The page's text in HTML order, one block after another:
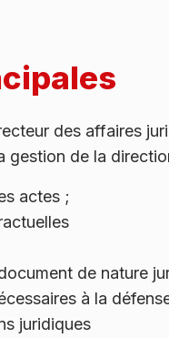
des affaires
gestion de la
actes ;
de nature
à la
juridiques